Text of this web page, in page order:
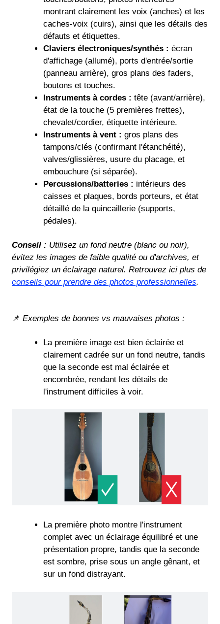
montrant clairement les voix (anches) et les
caches-voix (cuirs), ainsi que les détails des
défauts et étiquettes.
Claviers électroniques/synthés : écran
d'affichage (allumé), ports d'entrée/sortie
(panneau arrière), gros plans des faders,
boutons et touches.
Instruments à cordes : tête (avant/arrière),
état de la touche (5 premières frettes),
chevalet/cordier, étiquette intérieure.
Instruments à vent : gros plans des
tampons/clés (confirmant l'étanchéité),
valves/glissières, usure du placage, et
embouchure (si séparée).
Percussions/batteries : intérieurs des
caisses et plaques, bords porteurs, et état
détaillé de la quincaillerie (supports,
pédales).
Conseil : Utilisez un fond neutre (blanc ou noir),
évitez les images de faible qualité ou d'archives, et
privilégiez un éclairage naturel. Retrouvez ici plus de
conseils pour prendre des photos professionnelles.
📌 Exemples de bonnes vs mauvaises photos :
La première image est bien éclairée et
clairement cadrée sur un fond neutre, tandis
que la seconde est mal éclairée et
encombrée, rendant les détails de
l'instrument difficiles à voir.
La première photo montre l'instrument
complet avec un éclairage équilibré et une
présentation propre, tandis que la seconde
est sombre, prise sous un angle gênant, et
sur un fond distrayant.